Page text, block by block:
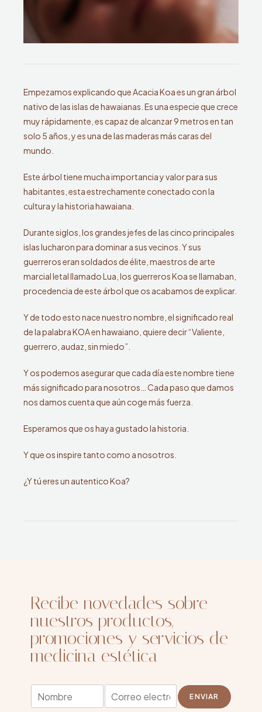
Empezamos explicando que Acacia Koa es un gran árbol
nativo de las islas de hawaianas. Es una especie que crece
muy rápidamente, es capaz de alcanzar 9 metros en tan
solo 5 años, y es una de las maderas más caras del
mundo.
Este árbol tiene mucha importancia y valor para sus
habitantes, esta estrechamente conectado con la
cultura y la historia hawaiana.
Durante siglos, los grandes jefes de las cinco principales
islas lucharon para dominar a sus vecinos. Y sus
guerreros eran soldados de élite, maestros de arte
marcial letal llamado Lua, los guerreros Koa se llamaban,
procedencia de este árbol que os acabamos de explicar.
Y de todo esto nace nuestro nombre, el significado real
de la palabra KOA en hawaiano, quiere decir “Valiente,
guerrero, audaz, sin miedo”.
Y os podemos asegurar que cada día este nombre tiene
más significado para nosotros… Cada paso que damos
nos damos cuenta que aún coge más fuerza.
Esperamos que os haya gustado la historia.
Y que os inspire tanto como a nosotros.
¿Y tú eres un autentico Koa?
Recibe novedades sobre
nuestros productos,
promociones y servicios de
medicina estética
NN
m
E
m
ENVIAR